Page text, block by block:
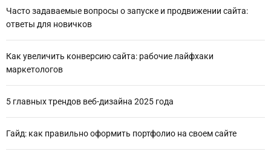
Часто задаваемые вопросы о запуске и продвижении сайта:
ответы для новичков
Как увеличить конверсию сайта: рабочие лайфхаки
маркетологов
5 главных трендов веб-дизайна 2025 года
Гайд: как правильно оформить портфолио на своем сайте